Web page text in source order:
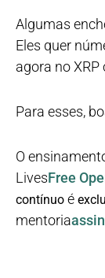
Algumas
Eles quer
agora no XRP
Para esses,
O
LivesFree
contínuo é
mentoria